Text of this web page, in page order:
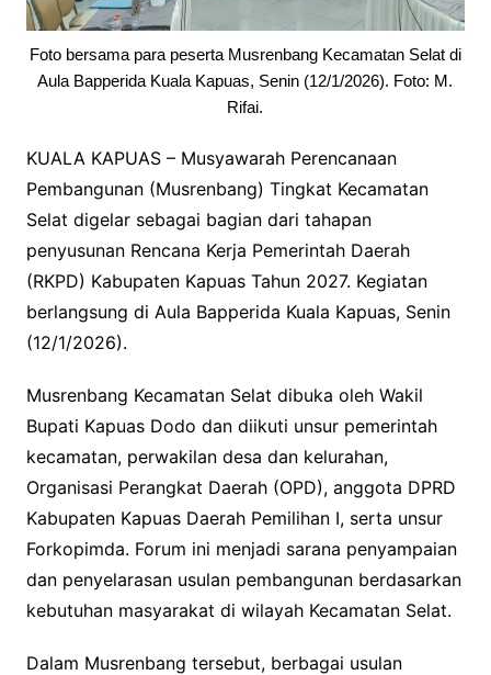
Foto bersama para peserta Musrenbang Kecamatan Selat di
Aula Bapperida Kuala Kapuas, Senin (12/1/2026). Foto: M.
Rifai.
KUALA KAPUAS – Musyawarah Perencanaan
Pembangunan (Musrenbang) Tingkat Kecamatan
Selat digelar sebagai bagian dari tahapan
penyusunan Rencana Kerja Pemerintah Daerah
(RKPD) Kabupaten Kapuas Tahun 2027. Kegiatan
berlangsung di Aula Bapperida Kuala Kapuas, Senin
(12/1/2026).
Musrenbang Kecamatan Selat dibuka oleh Wakil
Bupati Kapuas Dodo dan diikuti unsur pemerintah
kecamatan, perwakilan desa dan kelurahan,
Organisasi Perangkat Daerah (OPD), anggota DPRD
Kabupaten Kapuas Daerah Pemilihan I, serta unsur
Forkopimda. Forum ini menjadi sarana penyampaian
dan penyelarasan usulan pembangunan berdasarkan
kebutuhan masyarakat di wilayah Kecamatan Selat.
Dalam Musrenbang tersebut, berbagai usulan